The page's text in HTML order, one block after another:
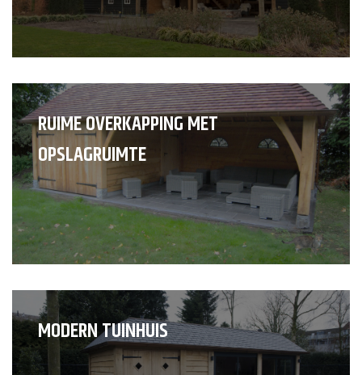
RUIME OVERKAPPING MET
OPSLAGRUIMTE
MODERN TUINHUIS